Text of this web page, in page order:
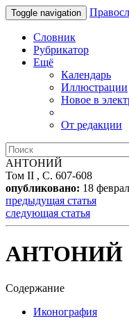
Toggle navigation
Словник
Рубрикатор
Ещё
Календарь
Иллюстрации
Новое в
От редакции
АНТОНИЙ
Том II , С. 607-608
опубликовано: 18
предыдущая статья
следующая статья
АНТОНИЙ
Содержание
Иконография